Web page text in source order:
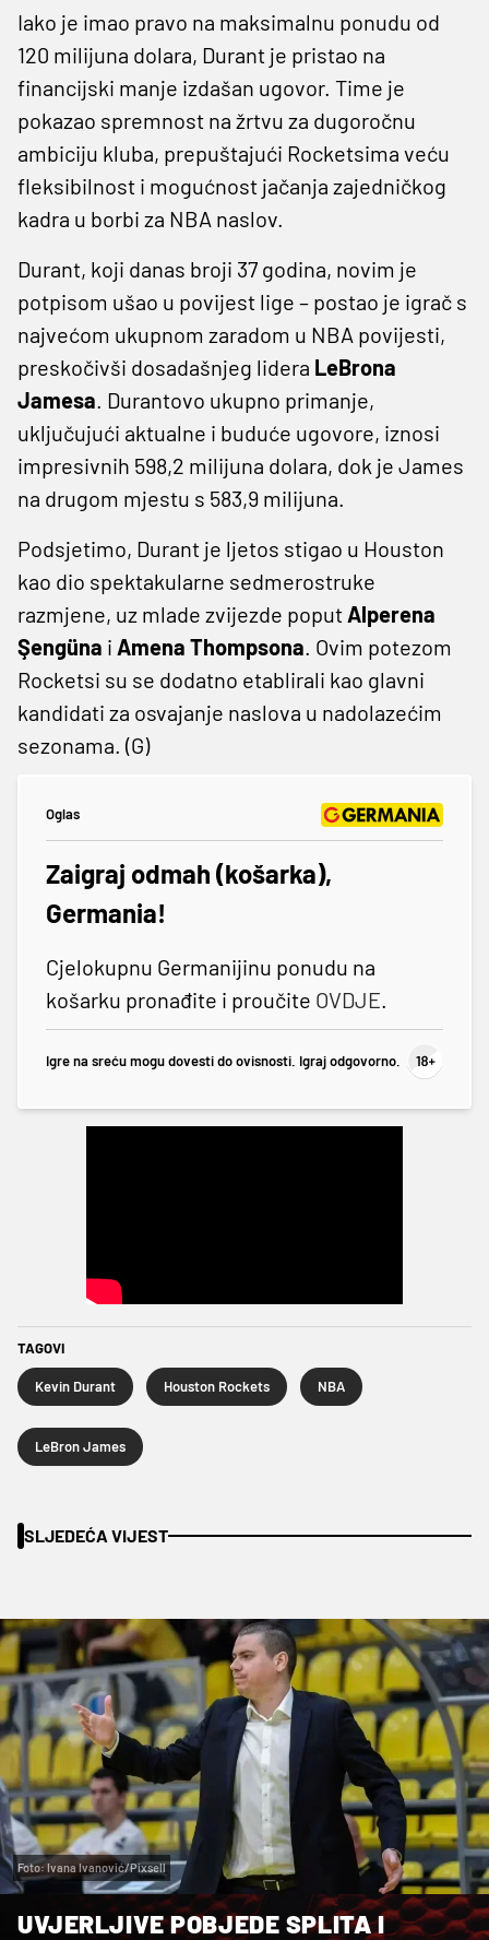
Iako je imao pravo na maksimalnu ponudu od
120 milijuna dolara, Durant je pristao na
financijski manje izdašan ugovor. Time je
pokazao spremnost na žrtvu za dugoročnu
ambiciju kluba, prepuštajući Rocketsima veću
fleksibilnost i mogućnost jačanja zajedničkog
kadra u borbi za NBA naslov.​
Durant, koji danas broji 37 godina, novim je
potpisom ušao u povijest lige – postao je igrač s
najvećom ukupnom zaradom u NBA povijesti,
preskočivši dosadašnjeg lidera LeBrona
Jamesa. Durantovo ukupno primanje,
uključujući aktualne i buduće ugovore, iznosi
impresivnih 598,2 milijuna dolara, dok je James
na drugom mjestu s 583,9 milijuna.​
Podsjetimo, Durant je ljetos stigao u Houston
kao dio spektakularne sedmerostruke
razmjene, uz mlade zvijezde poput Alperena
Şengüna i Amena Thompsona. Ovim potezom
Rocketsi su se dodatno etablirali kao glavni
kandidati za osvajanje naslova u nadolazećim
sezonama. (G)
Oglas
Zaigraj odmah (košarka),
Germania!
Cjelokupnu Germanijinu ponudu na
košarku pronađite i proučite OVDJE.
Igre na sreću mogu dovesti do ovisnosti. Igraj odgovorno.
TAGOVI
Kevin Durant Houston Rockets NBA
LeBron James
SLJEDEĆA VIJEST
Foto: Ivana Ivanović/Pixsell
UVJERLJIVE POBJEDE SPLITA I